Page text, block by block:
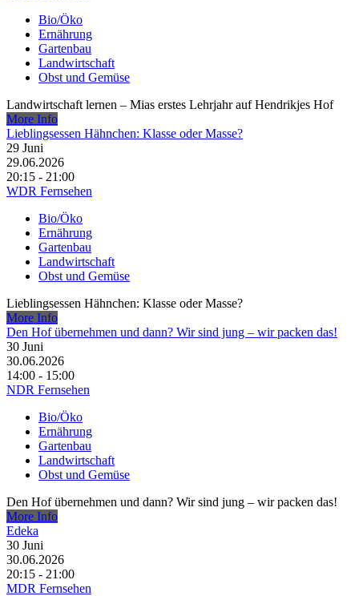
Bio/Öko
Ernährung
Gartenbau
Landwirtschaft
Obst und Gemüse
Landwirtschaft lernen – Mias erstes Lehrjahr auf Hendrikjes Hof
More Info
Lieblingsessen Hähnchen: Klasse oder Masse?
29 Juni
29.06.2026
20:15 - 21:00
WDR Fernsehen
Bio/Öko
Ernährung
Gartenbau
Landwirtschaft
Obst und Gemüse
Lieblingsessen Hähnchen: Klasse oder Masse?
More Info
Den Hof übernehmen und dann? Wir sind jung – wir packen das!
30 Juni
30.06.2026
14:00 - 15:00
NDR Fernsehen
Bio/Öko
Ernährung
Gartenbau
Landwirtschaft
Obst und Gemüse
Den Hof übernehmen und dann? Wir sind jung – wir packen das!
More Info
Edeka
30 Juni
30.06.2026
20:15 - 21:00
MDR Fernsehen